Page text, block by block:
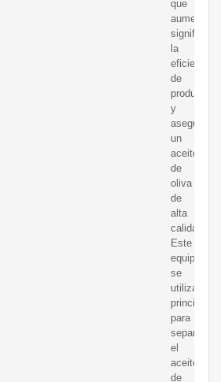
que
aumenta
la
eficiencia
de
producción
y
asegura
un
aceite
de
oliva
de
alta
calidad.
Este
equipo
se
utiliza
para
separar
el
aceite
de